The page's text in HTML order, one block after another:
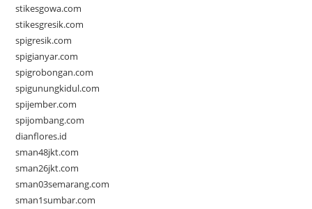
stikesgowa.com
stikesgresik.com
spigresik.com
spigianyar.com
spigrobongan.com
spigunungkidul.com
spijember.com
spijombang.com
dianflores.id
sman48jkt.com
sman26jkt.com
sman03semarang.com
sman1sumbar.com